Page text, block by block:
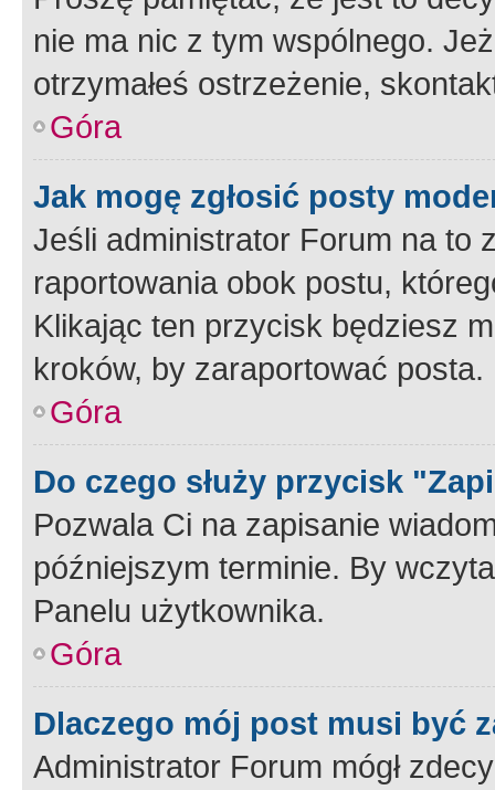
nie ma nic z tym wspólnego.
otrzymałeś ostrzeżenie,
Góra
Jak mogę zgłosić posty
Jeśli administrator Forum na to
raportowania obok postu,
Klikając ten przycisk będziesz
kroków, by zaraportować posta.
Góra
Do czego służy przycisk
Pozwala Ci na zapisanie
późniejszym terminie. By
Panelu użytkownika.
Góra
Dlaczego mój post musi być
Administrator Forum mógł